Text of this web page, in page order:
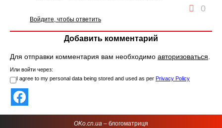
0
Войдите, чтобы ответить
Добавить комментарий
Для отправки комментария вам необходимо авторизоваться.
Или войти через:
I agree to my personal data being stored and used as per Privacy Policy
OKo.cn.ua – блогоматриця